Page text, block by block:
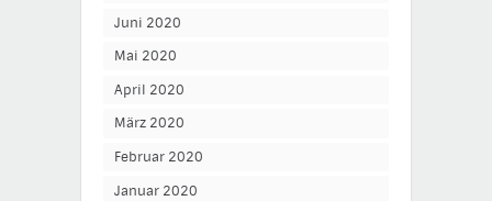
Juni 2020
Mai 2020
April 2020
März 2020
Februar 2020
Januar 2020